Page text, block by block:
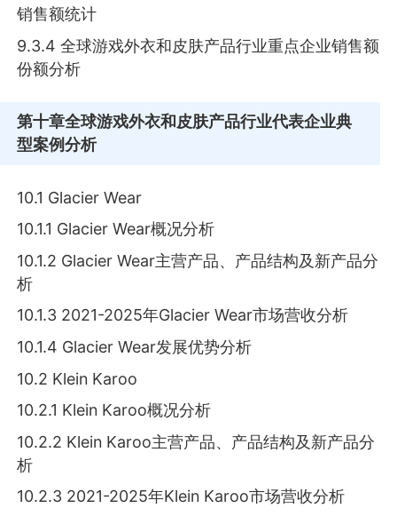
销售额统计
9.3.4 全球游戏外衣和皮肤产品行业重点企业销售额
份额分析
第十章全球游戏外衣和皮肤产品行业代表企业典
型案例分析
10.1 Glacier Wear
10.1.1 Glacier Wear概况分析
10.1.2 Glacier Wear主营产品、产品结构及新产品分
析
10.1.3 2021-2025年Glacier Wear市场营收分析
10.1.4 Glacier Wear发展优势分析
10.2 Klein Karoo
10.2.1 Klein Karoo概况分析
10.2.2 Klein Karoo主营产品、产品结构及新产品分
析
10.2.3 2021-2025年Klein Karoo市场营收分析